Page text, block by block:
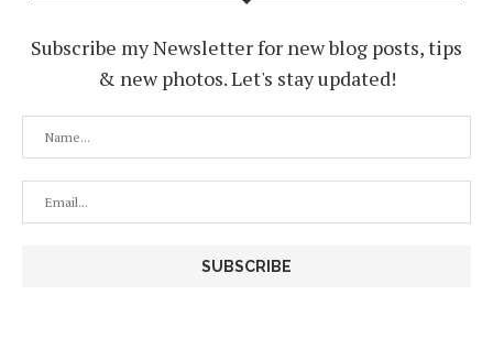
Subscribe my Newsletter for new blog posts, tips
& new photos. Let's stay updated!